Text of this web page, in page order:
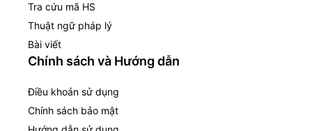
Tra cứu mã HS
Thuật ngữ pháp lý
Bài viết
Chính sách và Hướng dẫn
Điều khoản sử dụng
Chính sách bảo mật